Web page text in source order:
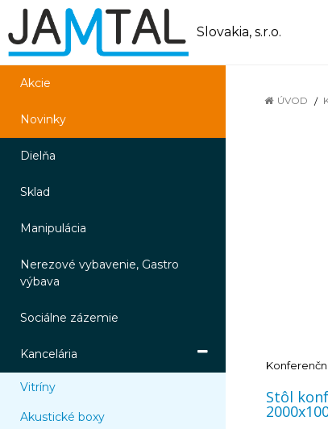
Slovakia, s.r.o.
Akcie
Novinky
Dielňa
Sklad
Manipulácia
Nerezové vybavenie, Gastro
výbava
Sociálne zázemie
Kancelária
Vitríny
Akustické boxy
ÚVOD
Stôl